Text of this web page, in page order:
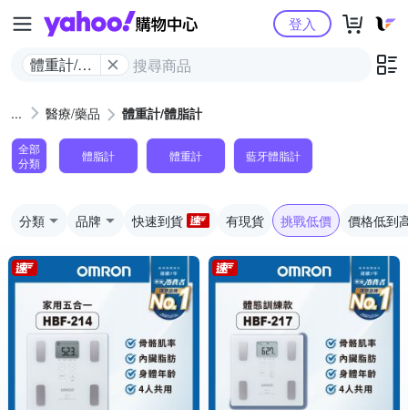
Yahoo購物中心
體重計/體
登入
醫療/藥品 體重計/體脂計
全部
分類
體脂計 體重計 藍牙體脂計
分類 品牌 快速到貨 有現貨 挑戰低價 價格低到